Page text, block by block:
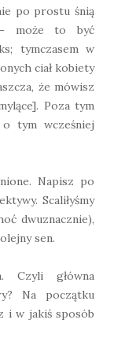
po prostu śnią
może to być
tymczasem w
ciał kobiety
że mówisz
Poza tym
o tym wcześniej
Napisz po
Scaliłyśmy
dwuznacznie),
sen.
Czyli główna
Na początku
i w jakiś sposób